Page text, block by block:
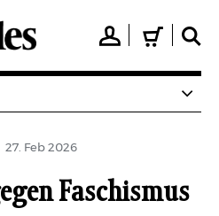
👤 🛒 🔍
27. Feb 2026
Faschismus